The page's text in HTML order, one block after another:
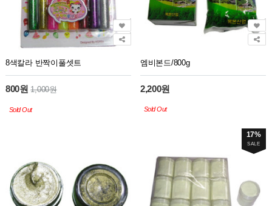
8색칼라 반짝이풀셋트
800원1,000원
Sold Out
엠비본드/800g
2,200원
Sold Out
17%
SALE